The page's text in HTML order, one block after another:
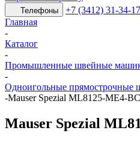
Телефоны
+7 (3412) 31-34-17
Главная
-
Каталог
-
Промышленные швейные
-
Одноигольные
-Mauser Spezial ML8125-ME4-
Mauser Spezial